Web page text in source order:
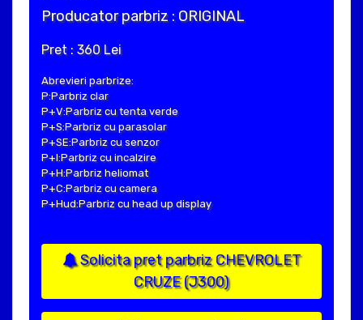
Producator parbriz : ORIGINAL
Pret : 360 Lei
Abrevieri parbrize:
P:Parbriz clar
P+V:Parbriz cu tenta verde
P+S:Parbriz cu parasolar
P+SE:Parbriz cu senzor
P+I:Parbriz cu incalzire
P+H:Parbriz heliomat
P+C:Parbriz cu camera
P+Hud:Parbriz cu head up display
Solicita pret parbriz CHEVROLET
CRUZE (J300)